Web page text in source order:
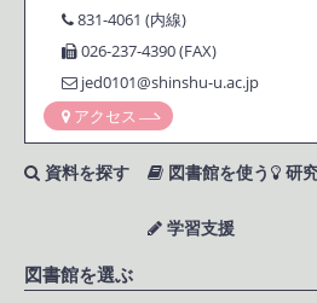
831-4061 (内線)
026-237-4390 (FAX)
jed0101@shinshu-u.ac.jp
アクセス
資料を探す 図書館を使う
学習支援
研
図書館を選ぶ